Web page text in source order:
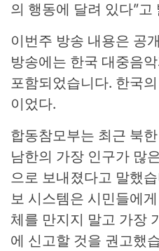
의 행동에 달려 있다”고
이번주 방송 내용은 공
방송에는 한국 대중음
포함되었습니다. 한국
이었다.
합동참모부는 최근 북
남한의 가장 인구가 많
으로 보내졌다고 말했
보 시스템은 시민들에
체를 만지지 말고 가장
에 신고할 것을 권고했